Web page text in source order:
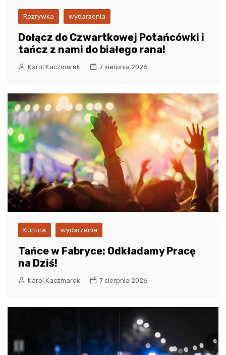
Rozrywka wydarzenia
Dołącz do Czwartkowej Potańcówki i
tańcz z nami do białego rana!
Karol Kaczmarek 7 sierpnia 2026
Kultura wydarzenia
Tańce w Fabryce: Odkładamy Pracę
na Dziś!
Karol Kaczmarek 7 sierpnia 2026